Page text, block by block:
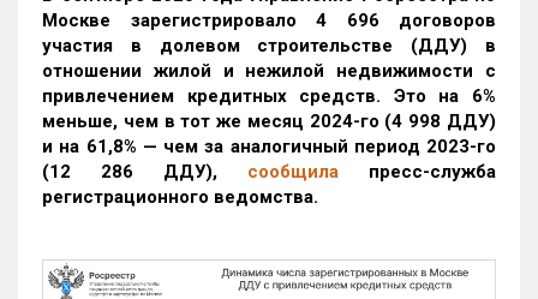
Москве зарегистрировало 4 696 договоров
участия в долевом строительстве (ДДУ) в
отношении жилой и нежилой недвижимости с
привлечением кредитных средств. Это на 6%
меньше, чем в тот же месяц 2024-го (4 998 ДДУ)
и на 61,8% — чем за аналогичный период 2023-го
(12 286 ДДУ), сообщила пресс-служба
регистрационного ведомства.